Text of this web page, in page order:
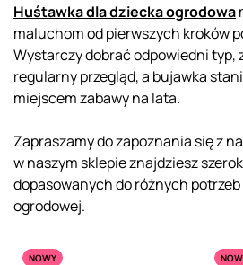
Huśtawka dla dziecka ogrodowa
maluchom od pierwszych kroków
Wystarczy dobrać odpowiedni typ,
regularny przegląd, a bujawka
miejscem zabawy na lata.
Zapraszamy do zapoznania się z
w naszym sklepie znajdziesz
dopasowanych do różnych
ogrodowej.
NOWY